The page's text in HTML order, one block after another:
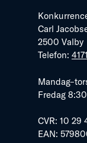
Carl
2500 Valby
Telefon:
Fredag
CVR: 10 29
EAN: